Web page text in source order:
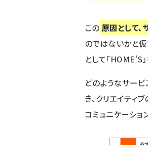
この 原因として
のではないかと
として「
どのようなサー
き、クリエイティ
コミュニケーシ